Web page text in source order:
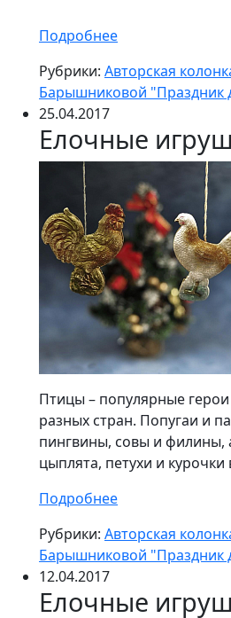
Подробнее
Рубрики: Авторская
Барышниковой "Праздник
25.04.2017
Елочные
Птицы – популярные
разных стран. Попугаи и
пингвины, совы и филины,
цыплята, петухи и курочки
Подробнее
Рубрики: Авторская
Барышниковой "Праздник
12.04.2017
Елочные